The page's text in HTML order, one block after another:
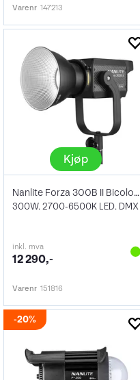
Varenr 147213
Kjøp
Nanlite Forza 300B II Bicolor LED Spot
300W. 2700-6500K LED. DMX
inkl. mva
12 290,-
Varenr 151816
20%